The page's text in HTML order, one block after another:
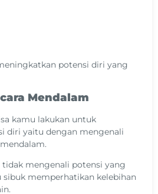
potensi diri yang
Mendalam
kamu lakukan untuk
diri yaitu dengan mengenali
mengenali potensi yang
memperhatikan kelebihan